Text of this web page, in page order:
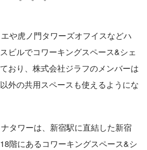
や虎ノ門タワーズオフイスなどハ
ビルでコワーキングスペース&シェ
おり、株式会社ジラフのメンバーは
外の共用スペースも使えるようにな
タワーは、新宿駅に直結した新宿
階にあるコワーキングスペース&シ